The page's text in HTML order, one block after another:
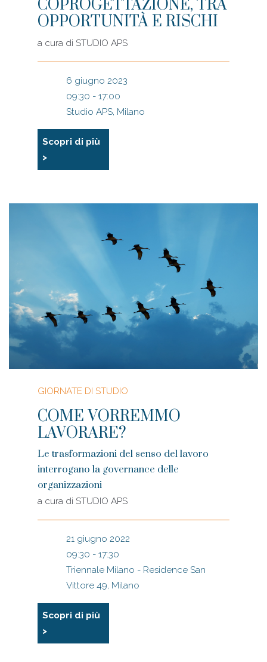
COPROGETTAZIONE, TRA
OPPORTUNITÀ E RISCHI
a cura di STUDIO APS
6 giugno 2023
09:30 - 17:00
Studio APS, Milano
Scopri di più
>
GIORNATE DI STUDIO
COME VORREMMO
LAVORARE?
Le trasformazioni del senso del lavoro
interrogano la governance delle
organizzazioni
a cura di STUDIO APS
21 giugno 2022
09:30 - 17:30
Triennale Milano - Residence San
Vittore 49, Milano
Scopri di più
>